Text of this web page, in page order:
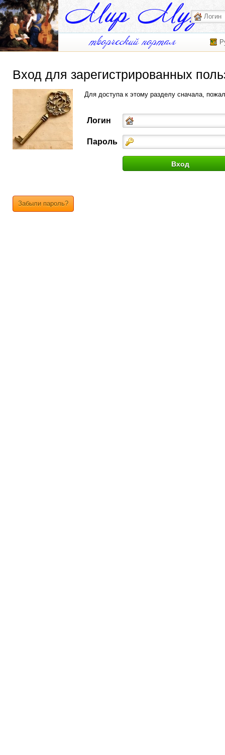
Вход для зарегистрированных
Для доступа к этому разделу сначала,
Логин
Пароль
Забыли пароль?